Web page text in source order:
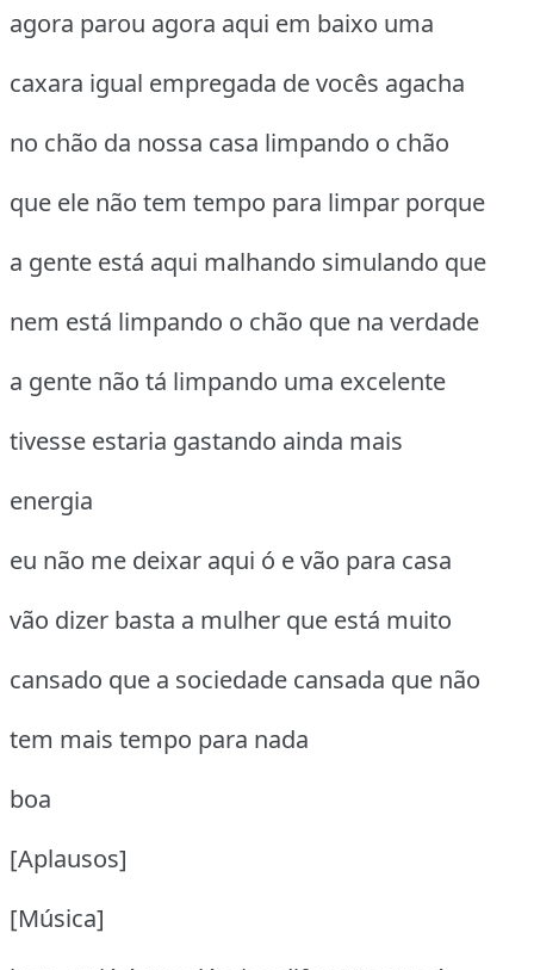
agora parou agora aqui em baixo uma
caxara igual empregada de vocês agacha
no chão da nossa casa limpando o chão
que ele não tem tempo para limpar porque
a gente está aqui malhando simulando que
nem está limpando o chão que na verdade
a gente não tá limpando uma excelente
tivesse estaria gastando ainda mais
energia
eu não me deixar aqui ó e vão para casa
vão dizer basta a mulher que está muito
cansado que a sociedade cansada que não
tem mais tempo para nada
boa
[Aplausos]
[Música]